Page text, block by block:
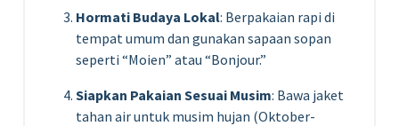
Hormati Budaya Lokal: Berpakaian rapi di
tempat umum dan gunakan sapaan sopan
seperti “Moien” atau “Bonjour.”
Siapkan Pakaian Sesuai Musim: Bawa jaket
tahan air untuk musim hujan (Oktober-